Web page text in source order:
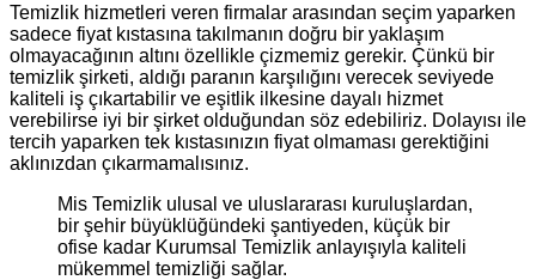
Temizlik hizmetleri veren firmalar arasından seçim yaparken
sadece fiyat kıstasına takılmanın doğru bir yaklaşım
olmayacağının altını özellikle çizmemiz gerekir. Çünkü bir
temizlik şirketi, aldığı paranın karşılığını verecek seviyede
kaliteli iş çıkartabilir ve eşitlik ilkesine dayalı hizmet
verebilirse iyi bir şirket olduğundan söz edebiliriz. Dolayısı ile
tercih yaparken tek kıstasınızın fiyat olmaması gerektiğini
aklınızdan çıkarmamalısınız.
Mis Temizlik ulusal ve uluslararası kuruluşlardan,
bir şehir büyüklüğündeki şantiyeden, küçük bir
ofise kadar Kurumsal Temizlik anlayışıyla kaliteli
mükemmel temizliği sağlar.